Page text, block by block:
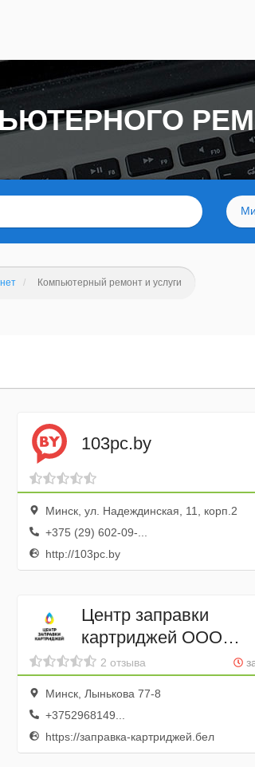
Компьютерный ремонт и услуги
103pc.by
Минск, ул. Надеждинская, 11, корп.2
+375 (29) 602-09-...
http://103pc.by
Центр заправки
картриджей ООО
(заправка-
картриджей.бел)
2 отзыва
Минск, Лынькова 77-8
+3752968149...
https://заправка-картриджей.бел